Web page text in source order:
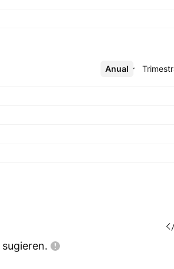
Anual
Más
sugieren.